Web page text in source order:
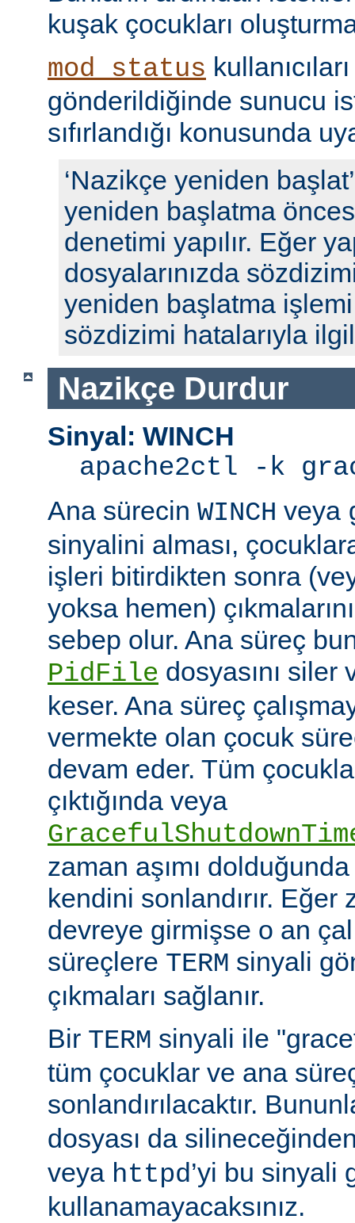
kuşak çocukları
mod_status
gönderildiğinde sunucu
sıfırlandığı konusunda
‘Nazikçe yeniden
yeniden başlatma
denetimi yapılır. Eğer
dosyalarınızda
yeniden başlatma
sözdizimi hatalarıyla
Nazikçe Durdur
Sinyal: WINCH
apache2ctl -k
Ana sürecin WINCH veya
sinyalini alması,
işleri bitirdikten sonra
yoksa hemen)
sebep olur. Ana süreç
PidFile dosyasını
keser. Ana süreç
vermekte olan çocuk
devam eder. Tüm
çıktığında veya
zaman aşımı
kendini sonlandırır. Eğer
devreye girmişse o an
süreçlere TERM sinyali
çıkmaları sağlanır.
Bir TERM sinyali ile
tüm çocuklar ve ana
sonlandırılacaktır.
dosyası da
veya httpd’yi bu sinyali
kullanamayacaksınız.